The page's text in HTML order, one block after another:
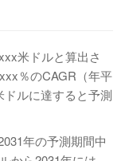
米ドルと算出さ
％のCAGR（年平
ルに達すると予測
年の予測期間中